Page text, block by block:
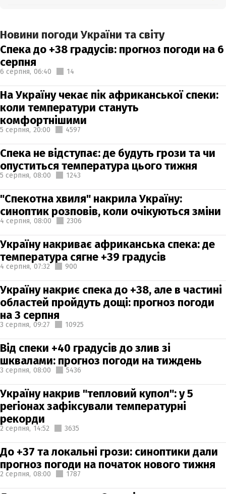
Новини погоди України та світу
Спека до +38 градусів: прогноз погоди на 6
серпня
6 серпня, 06:40 14
На Україну чекає пік африканської спеки:
коли температури стануть
комфортнішими
5 серпня, 20:00 4597
Спека не відступає: де будуть грози та чи
опуститься температура цього тижня
5 серпня, 08:00 1243
"Спекотна хвиля" накрила Україну:
синоптик розповів, коли очікуються зміни
4 серпня, 08:00 2306
Україну накриває африканська спека: де
температура сягне +39 градусів
4 серпня, 07:32 900
Україну накриє спека до +38, але в частині
областей пройдуть дощі: прогноз погоди
на 3 серпня
3 серпня, 09:27 10925
Від спеки +40 градусів до злив зі
шквалами: прогноз погоди на тиждень
3 серпня, 08:00 5436
Україну накрив "тепловий купол": у 5
регіонах зафіксували температурні
рекорди
2 серпня, 14:52 3635
До +37 та локальні грози: синоптики дали
прогноз погоди на початок нового тижня
2 серпня, 08:00 1787